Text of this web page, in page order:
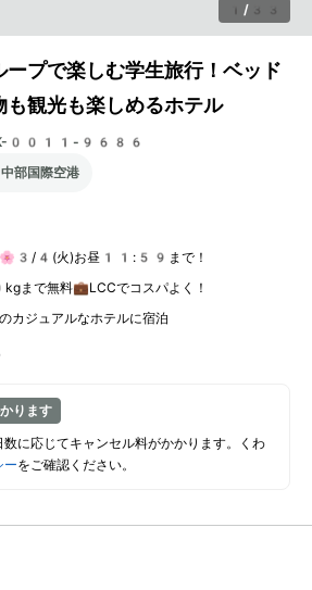
1 / 33
プで楽しむ学生旅行！ベッド
観光も楽しめるホテル
0011-9686
中部国際空港
ル🌸3/4(火)お昼11:59まで！
まで無料💼LCCでコスパよく！
カジュアルなホテルに宿泊
ります
に応じてキャンセル料がかかります。くわ
ーをご確認ください。